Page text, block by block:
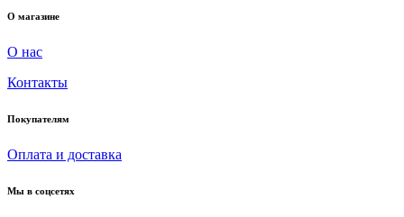
О магазине
О нас
Контакты
Покупателям
Оплата и доставка
Мы в соцсетях